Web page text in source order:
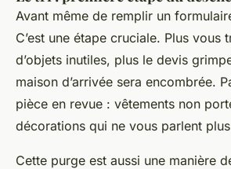
Avant même de remplir un
C’est une étape cruciale. Plus vous
d’objets inutiles, plus le devis
maison d’arrivée sera encombrée.
pièce en revue : vêtements non
décorations qui ne vous parlent
Cette purge est aussi une manière